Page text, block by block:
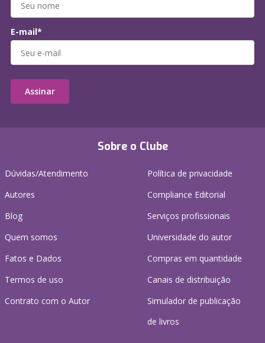
Sobre o Clube
Dúvidas/Atendimento
Autores
Blog
Quem somos
Fatos e Dados
Termos de uso
Contrato com o Autor
Política de privacidade
Compliance Editorial
Serviços profissionais
Universidade do autor
Compras em quantidade
Canais de distribuição
Simulador de publicação
de livros
E-mail*
Assinar